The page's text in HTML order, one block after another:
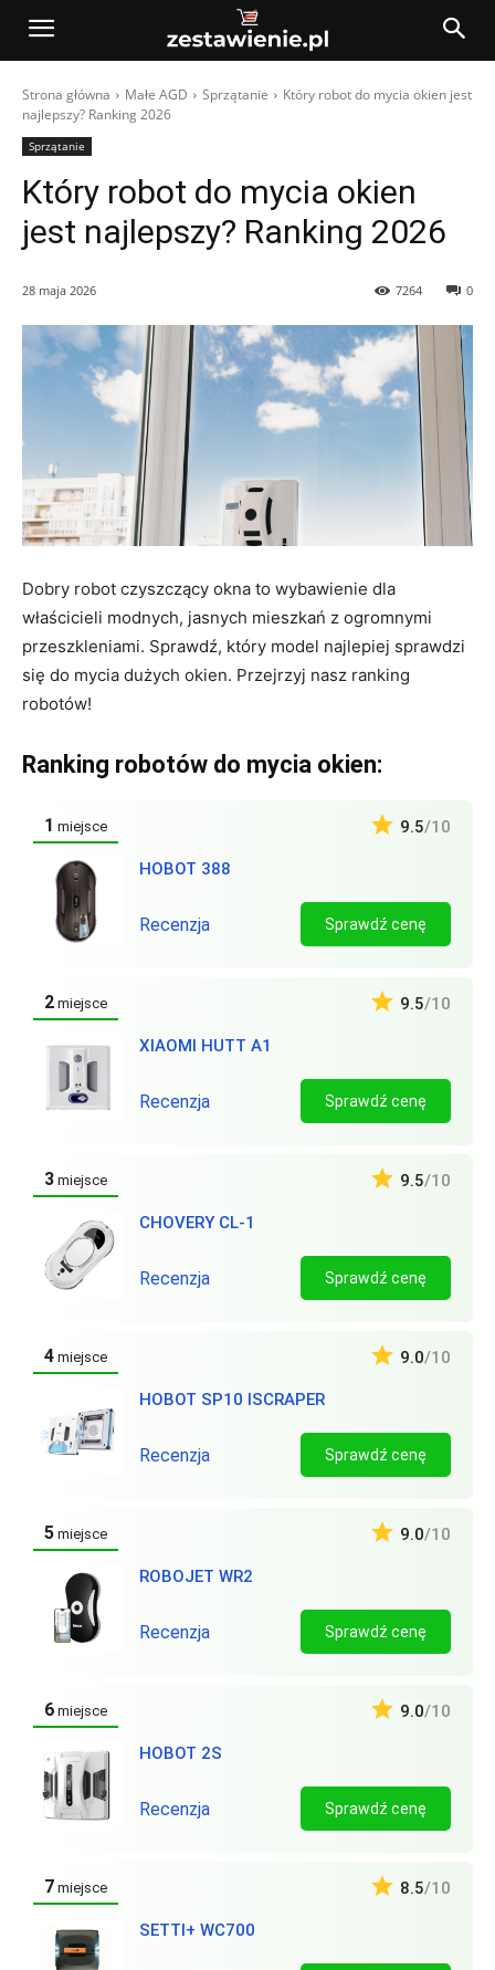
Strona główna Małe AGD Sprzątanie
Który robot do mycia okien jest
najlepszy? Ranking 2026
Sprzątanie
Który robot do mycia okien
jest najlepszy? Ranking 2026
28 maja 2026 0
7264
Dobry robot czyszczący okna to wybawienie dla
właścicieli modnych, jasnych mieszkań z ogromnymi
przeszkleniami. Sprawdź, który model najlepiej sprawdzi
się do mycia dużych okien. Przejrzyj nasz ranking
robotów!
Ranking robotów do mycia okien:
1 miejsce
HOBOT 388
9.5/10
Recenzja Sprawdź cenę
2 miejsce
XIAOMI HUTT A1
9.5/10
Recenzja Sprawdź cenę
3 miejsce
CHOVERY CL-1
9.5/10
Recenzja Sprawdź cenę
4 miejsce
HOBOT SP10 ISCRAPER
9.0/10
Recenzja Sprawdź cenę
5 miejsce
ROBOJET WR2
9.0/10
Recenzja Sprawdź cenę
6 miejsce
HOBOT 2S
9.0/10
Recenzja Sprawdź cenę
7 miejsce
SETTI+ WC700
8.5/10